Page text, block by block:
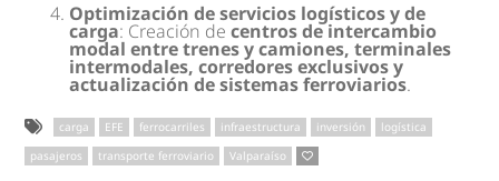
Optimización de servicios logísticos y de
carga: Creación decentros de intercambio
modal entre trenes y camiones, terminales
intermodales, corredores exclusivos y
actualización de sistemas ferroviarios.
carga EFE ferrocarriles infraestructura inversión
logística
pasajeros
transporte ferroviario Valparaíso